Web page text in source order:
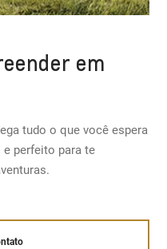
em
tudo o que você espera
perfeito para te